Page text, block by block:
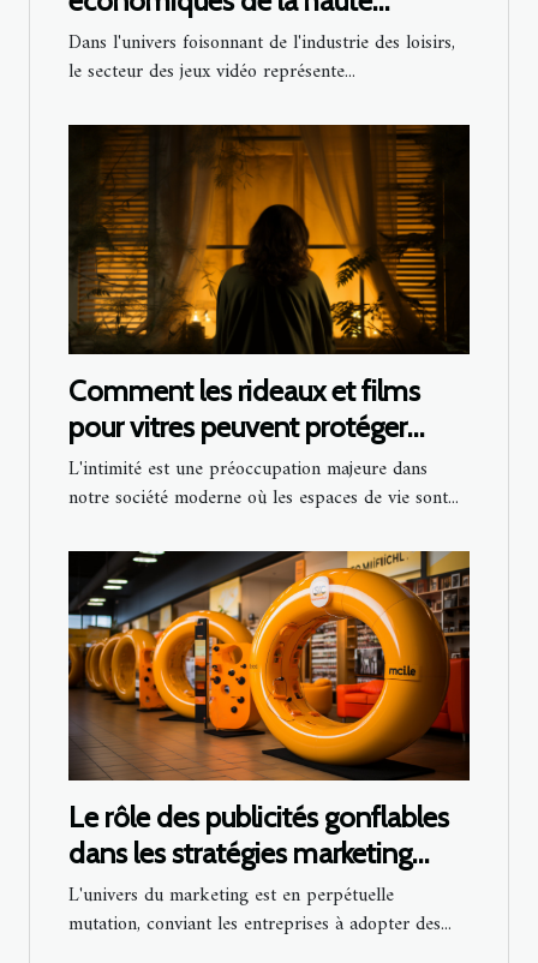
technologie dans le secteur des
jeux vidéo
Dans l'univers foisonnant de l'industrie des loisirs,
le secteur des jeux vidéo représente...
Comment les rideaux et films
pour vitres peuvent protéger
votre intimité sans enfreindre la
loi
L'intimité est une préoccupation majeure dans
notre société moderne où les espaces de vie sont...
Le rôle des publicités gonflables
dans les stratégies marketing
omnicanal
L'univers du marketing est en perpétuelle
mutation, conviant les entreprises à adopter des...